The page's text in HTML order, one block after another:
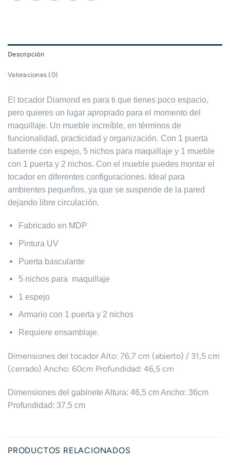
Descripción
Valoraciones (0)
El tocador Diamond es para ti que tienes poco espacio,
pero quieres un lugar apropiado para el momento del
maquillaje. Un mueble increíble, en términos de
funcionalidad, practicidad y organización. Con 1 puerta
batiente con espejo, 5 nichos para maquillaje y 1 mueble
con 1 puerta y 2 nichos. Con el mueble puedes montar el
tocador en diferentes configuraciones. Ideal para
ambientes pequeños, ya que se suspende de la pared
dejando libre circulación.
Fabricado en MDP
Pintura UV
Puerta basculante
5 nichos para maquillaje
1 espejo
Armario con 1 puerta y 2 nichos
Requiere ensamblaje.
Dimensiones del tocador Alto: 76,7 cm (abierto) / 31,5 cm
(cerrado) Ancho: 60cm Profundidad: 46,5 cm
Dimensiones del gabinete Altura: 46,5 cm Ancho: 36cm
Profundidad: 37,5 cm
PRODUCTOS RELACIONADOS